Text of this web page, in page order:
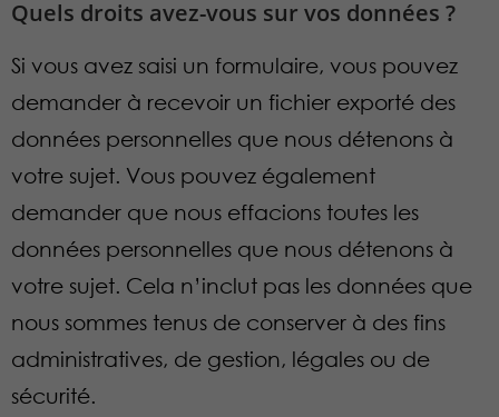
Quels droits avez-vous sur vos données ?
Si vous avez saisi un formulaire, vous pouvez
demander à recevoir un fichier exporté des
données personnelles que nous détenons à
votre sujet. Vous pouvez également
demander que nous effacions toutes les
données personnelles que nous détenons à
votre sujet. Cela n’inclut pas les données que
nous sommes tenus de conserver à des fins
administratives, de gestion, légales ou de
sécurité.